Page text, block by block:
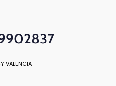
VALENCIA